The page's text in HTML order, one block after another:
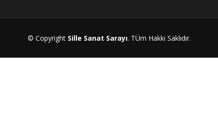
© Copyright Sille Sanat Sarayı. TÜm Hakkı Saklıdır.